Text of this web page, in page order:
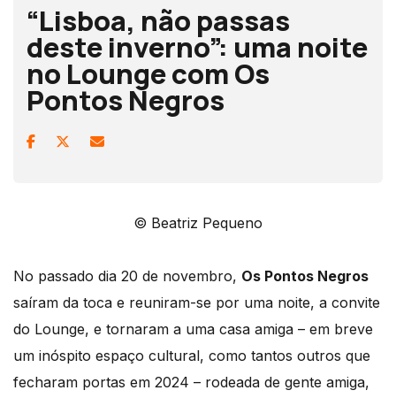
“Lisboa, não passas
deste inverno”: uma noite
no Lounge com Os
Pontos Negros
© Beatriz Pequeno
No passado dia 20 de novembro, Os Pontos Negros
saíram da toca e reuniram-se por uma noite, a convite
do Lounge, e tornaram a uma casa amiga – em breve
um inóspito espaço cultural, como tantos outros que
fecharam portas em 2024 – rodeada de gente amiga,